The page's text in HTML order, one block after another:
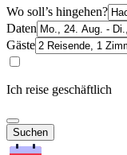
Wo soll’s hingehen?
Daten
Gäste
Ich reise geschäftlich
Suchen